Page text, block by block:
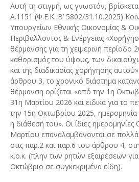
Αυτή τη στιγμή, ως γνωστόν,
Α.1151 (Φ.Ε.Κ. Β’ 5802/31.10.2025)
Υπουργείων Εθνικής Οικονομίας &
Περιβάλλοντος & Ενέργειας
θέρμανσης για τη χειμερινή περίοδο
καθορισμός του ύψους, των
και της διαδικασίας χορήγησης
άρθρου 3, το χρονικό διάστημα
θέρμανση ορίζεται «από την 1η
31η Μαρτίου 2026 και ειδικά για το
την 15η Οκτωβρίου 2025, ημερομηνία
η διάθεσή του». Οι ίδιες
Μαρτίου επαναλαμβάνονται σε
στις παρ.2 και παρ.6 του άρθρου 4,
κ.ο.κ. (πλην των ρητών εξαιρέσεων
Οκτώβριο σε συγκεκριμένα είδη).